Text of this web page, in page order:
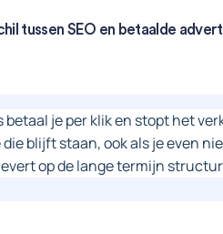
tussen SEO en betaalde
je per klik en stopt het
blijft staan, ook als je even
op de lange termijn